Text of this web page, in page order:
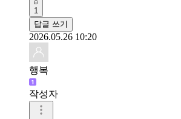
1
답글 쓰기
2026.05.26 10:20
행복
작성자